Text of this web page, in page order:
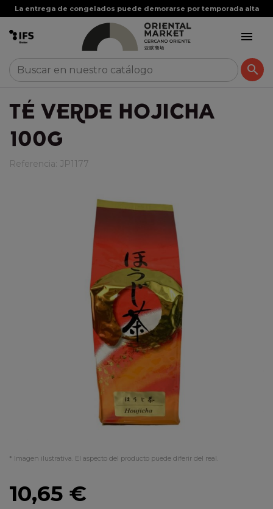
La entrega de congelados puede demorarse por temporada alta


TÉ VERDE HOJICHA
100G
Referencia: JP1177
* Imagen ilustrativa. El aspecto del producto puede diferir del real.
10,65 €